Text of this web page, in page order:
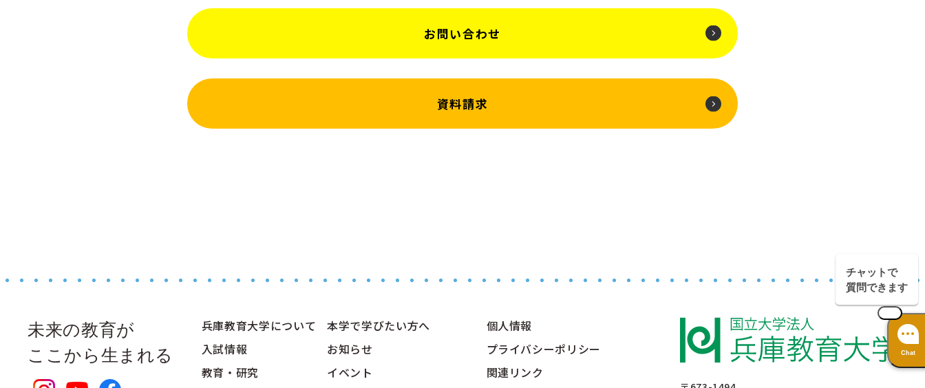
お問い合わせ
資料請求
未来の教育が
ここから生まれる
兵庫教育大学について
入試情報
教育・研究
本学で学びたい方へ
お知らせ
イベント
個人情報
プライバシーポリシー
関連リンク
チャットで
質問できます
Chat